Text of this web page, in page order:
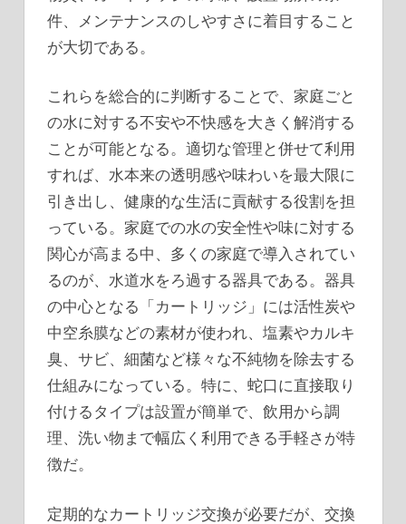
件、メンテナンスのしやすさに着目すること
が大切である。
これらを総合的に判断することで、家庭ごと
の水に対する不安や不快感を大きく解消する
ことが可能となる。適切な管理と併せて利用
すれば、水本来の透明感や味わいを最大限に
引き出し、健康的な生活に貢献する役割を担
っている。家庭での水の安全性や味に対する
関心が高まる中、多くの家庭で導入されてい
るのが、水道水をろ過する器具である。器具
の中心となる「カートリッジ」には活性炭や
中空糸膜などの素材が使われ、塩素やカルキ
臭、サビ、細菌など様々な不純物を除去する
仕組みになっている。特に、蛇口に直接取り
付けるタイプは設置が簡単で、飲用から調
理、洗い物まで幅広く利用できる手軽さが特
徴だ。
定期的なカートリッジ交換が必要だが、交換